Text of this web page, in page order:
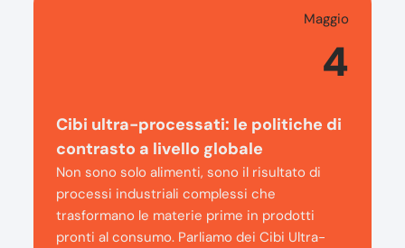
Maggio
4
Cibi ultra-processati: le politiche di
contrasto a livello globale
Non sono solo alimenti, sono il risultato di
processi industriali complessi che
trasformano le materie prime in prodotti
pronti al consumo. Parliamo dei Cibi Ultra-